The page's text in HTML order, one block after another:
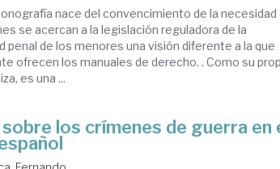
nace del convencimiento de la necesidad
se acercan a la legislación reguladora de la
penal de los menores una visión diferente a la que
ofrecen los manuales de derecho. . Como su
es una ...
los crímenes de guerra en